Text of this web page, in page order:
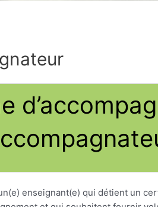
enseignant(e) qui détient un